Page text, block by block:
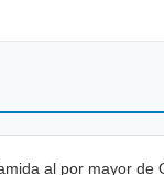
al por mayor de